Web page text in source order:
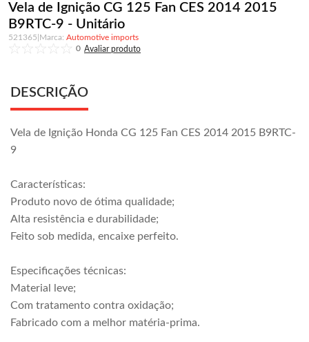
Vela de Ignição CG 125 Fan CES 2014 2015
B9RTC-9 - Unitário
521365
Automotive imports
0
DESCRIÇÃO
Vela de Ignição Honda CG 125 Fan CES 2014 2015 B9RTC-
9
Características:
Produto novo de ótima qualidade;
Alta resistência e durabilidade;
Feito sob medida, encaixe perfeito.
Especificações técnicas:
Material leve;
Com tratamento contra oxidação;
Fabricado com a melhor matéria-prima.